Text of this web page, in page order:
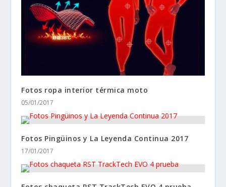
Fotos ropa interior térmica moto
05/01/2017
Fotos Pingüinos y La Leyenda Continua 2017
17/01/2017